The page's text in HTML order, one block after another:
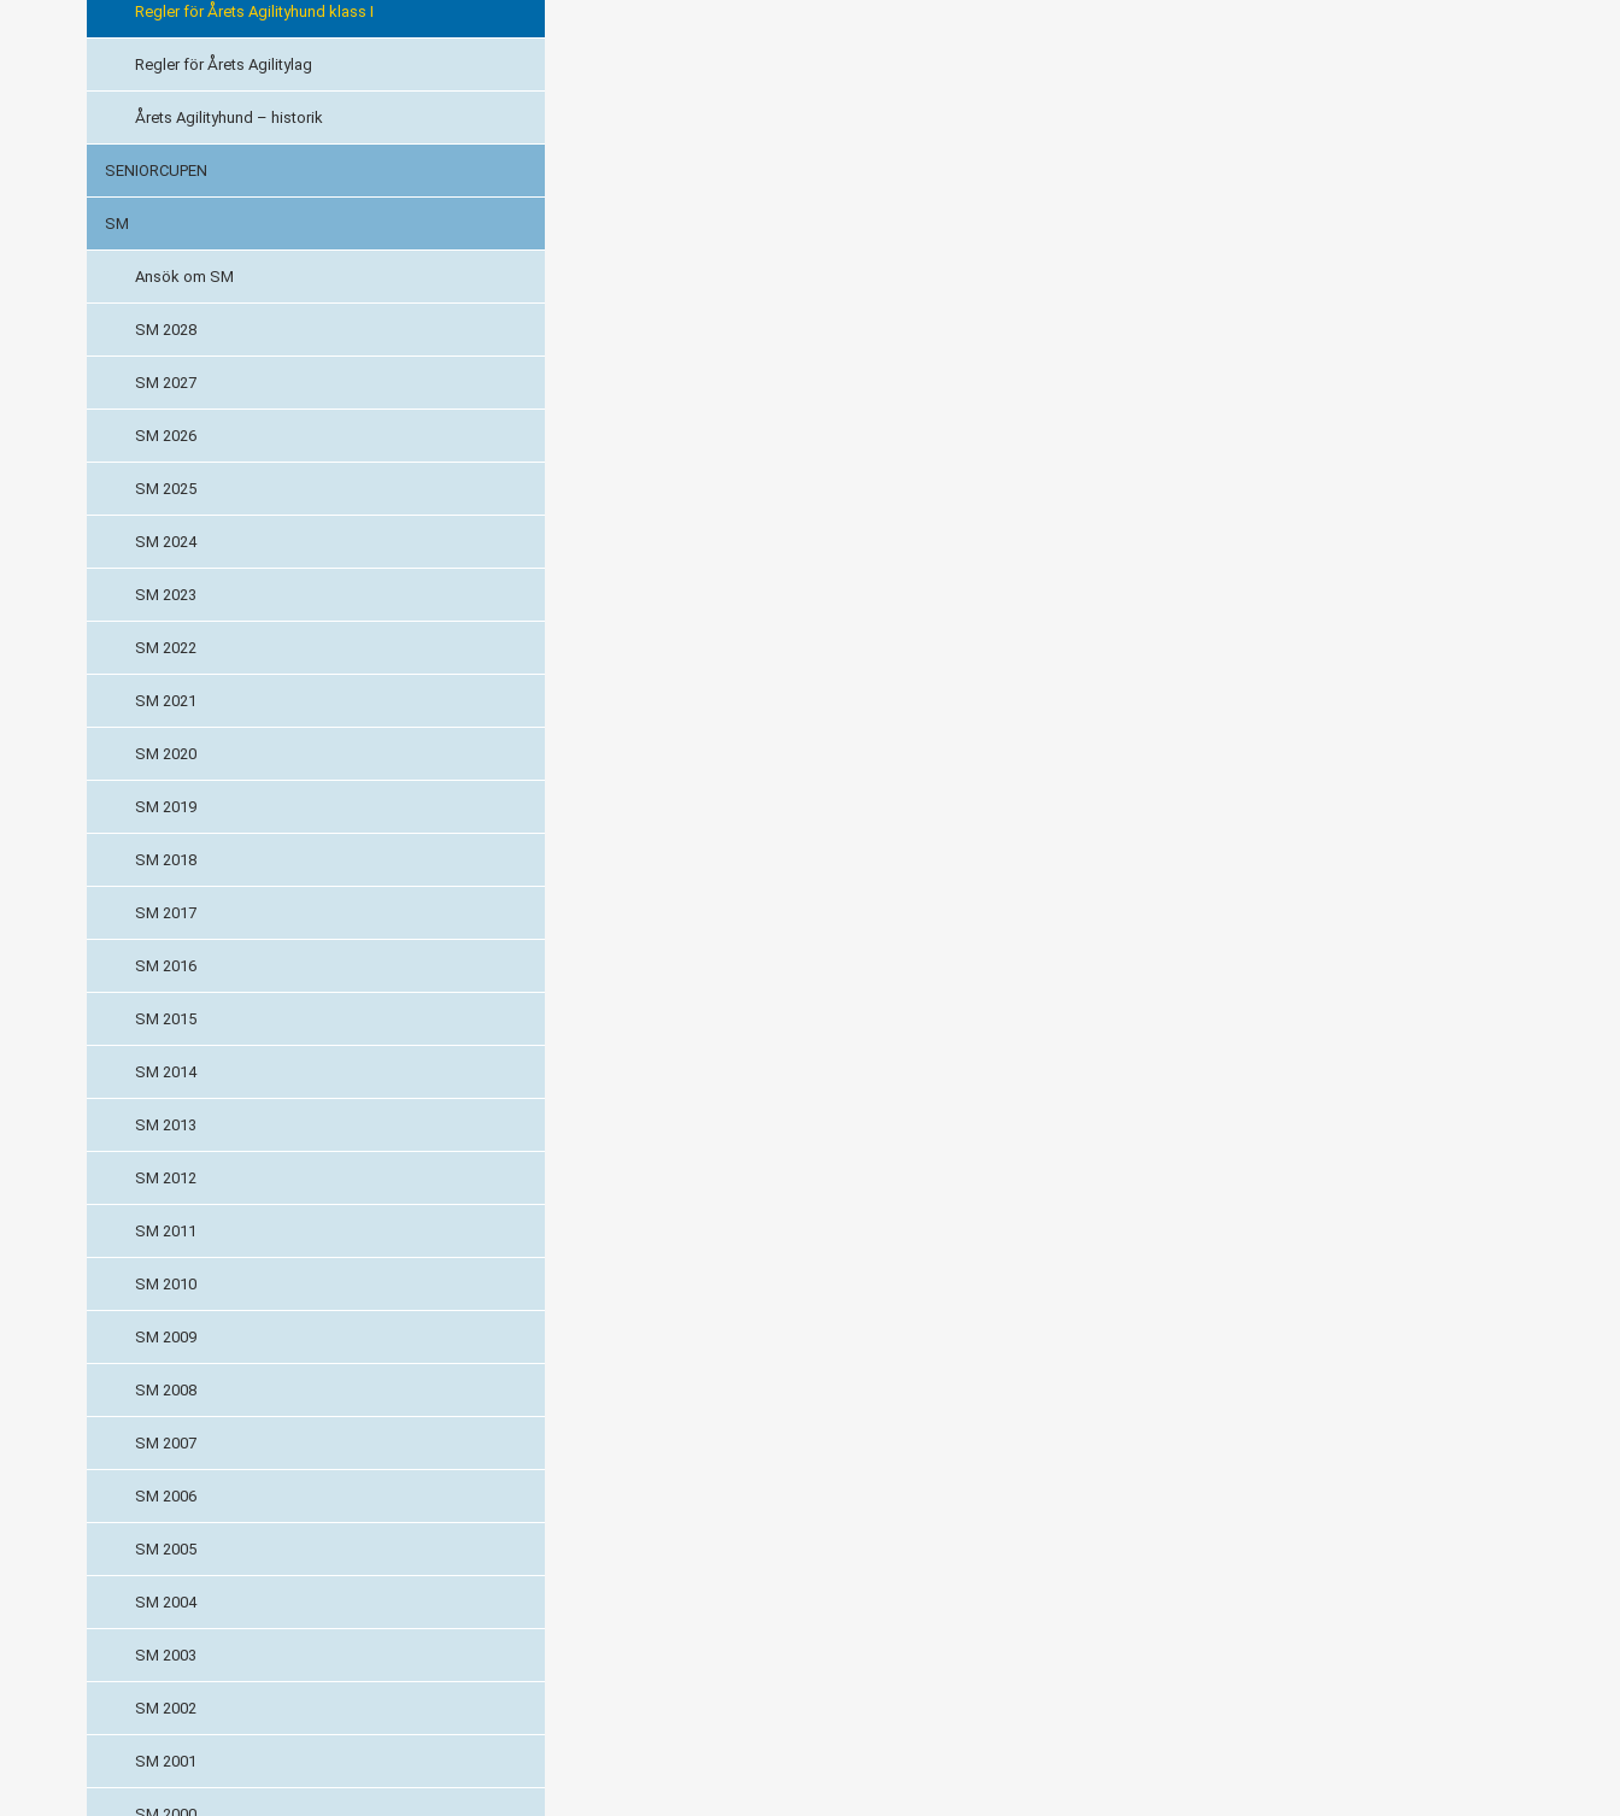
Regler för Årets Agilityhund klass I
Regler för Årets Agilitylag
Årets Agilityhund – historik
SENIORCUPEN
SM
Ansök om SM
SM 2028
SM 2027
SM 2026
SM 2025
SM 2024
SM 2023
SM 2022
SM 2021
SM 2020
SM 2019
SM 2018
SM 2017
SM 2016
SM 2015
SM 2014
SM 2013
SM 2012
SM 2011
SM 2010
SM 2009
SM 2008
SM 2007
SM 2006
SM 2005
SM 2004
SM 2003
SM 2002
SM 2001